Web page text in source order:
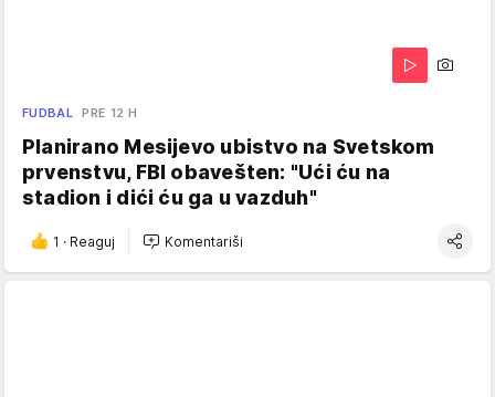
FUDBAL PRE 12 H
Planirano Mesijevo ubistvo na Svetskom
prvenstvu, FBI obavešten: "Ući ću na
stadion i dići ću ga u vazduh"
1 · Reaguj Komentariši